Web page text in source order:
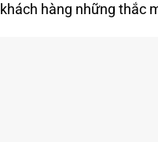
hàng những thắc